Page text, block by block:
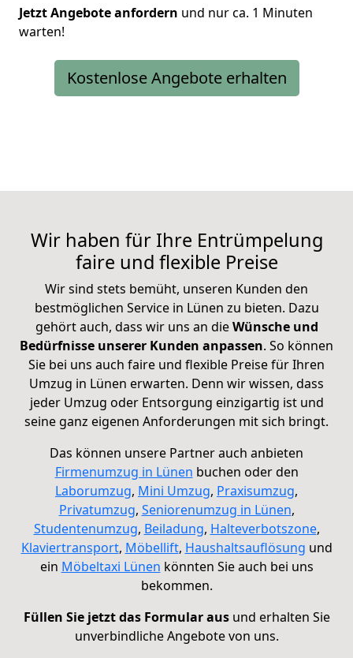
Jetzt Angebote anfordern und nur ca. 1 Minuten
warten!
Kostenlose Angebote erhalten
Wir haben für Ihre Entrümpelung
faire und flexible Preise
Wir sind stets bemüht, unseren Kunden den
bestmöglichen Service in Lünen zu bieten. Dazu
gehört auch, dass wir uns an dieWünsche und
Bedürfnisse unserer Kunden anpassen. So können
Sie bei uns auch faire und flexible Preise für Ihren
Umzug in Lünen erwarten. Denn wir wissen, dass
jeder Umzug oder Entsorgung einzigartig ist und
seine ganz eigenen Anforderungen mit sich bringt.
Das können unsere Partner auch anbieten
Firmenumzug in Lünen buchen oder den
Laborumzug, Mini Umzug, Praxisumzug,
Privatumzug, Seniorenumzug in Lünen,
Studentenumzug, Beiladung, Halteverbotszone,
Klaviertransport, Möbellift, Haushaltsauflösung und
ein Möbeltaxi Lünen könnten Sie auch bei uns
bekommen.
Füllen Sie jetzt das Formular ausund erhalten Sie
unverbindliche Angebote von uns.